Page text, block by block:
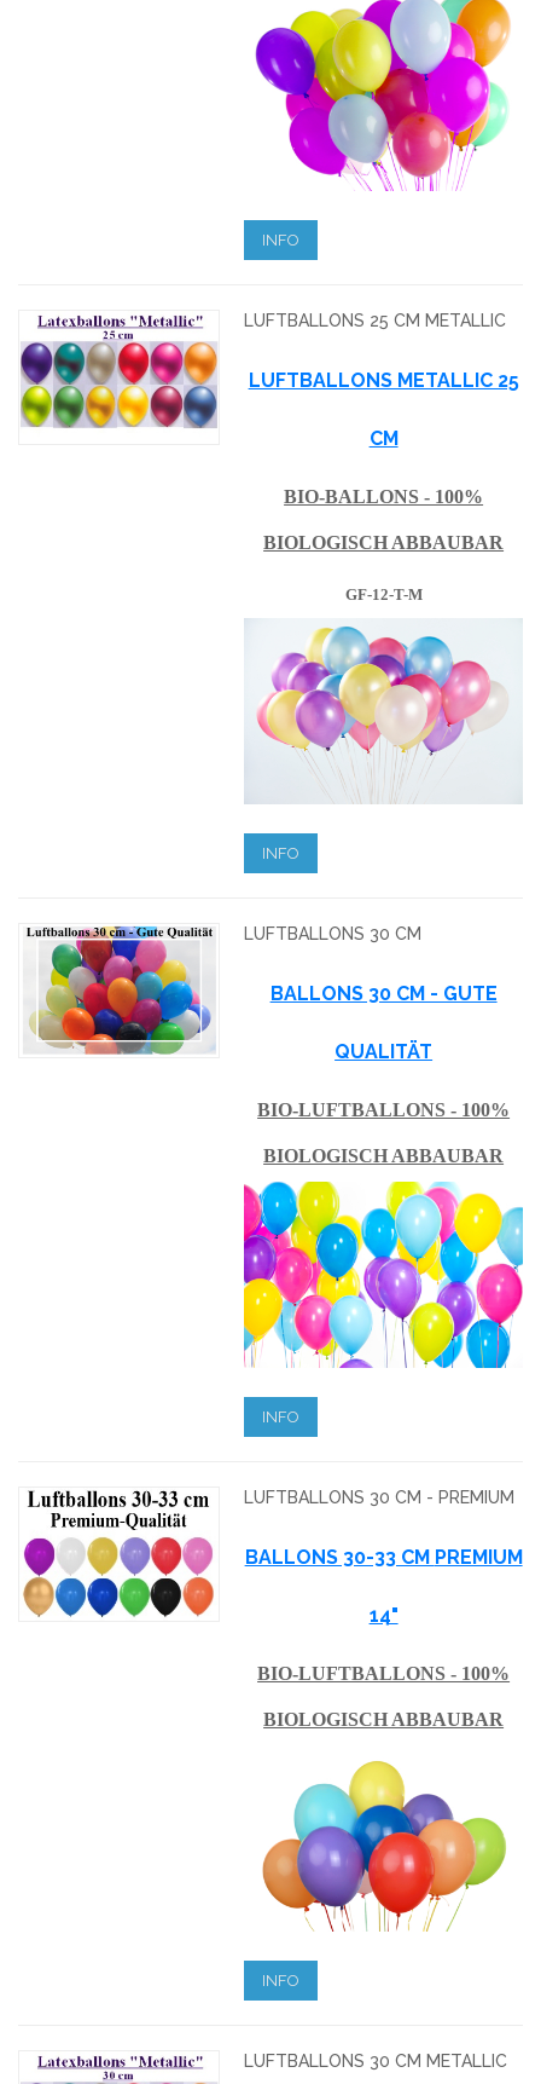
INFO
LUFTBALLONS 25 CM METALLIC
LUFTBALLONS METALLIC 25
CM
BIO-BALLONS - 100%
BIOLOGISCH ABBAUBAR
GF-12-T-M
INFO
LUFTBALLONS 30 CM
BALLONS 30 CM - GUTE
QUALITÄT
BIO-LUFTBALLONS - 100%
BIOLOGISCH ABBAUBAR
INFO
LUFTBALLONS 30 CM - PREMIUM
BALLONS 30-33 CM PREMIUM
14"
BIO-LUFTBALLONS - 100%
BIOLOGISCH ABBAUBAR
INFO
LUFTBALLONS 30 CM METALLIC